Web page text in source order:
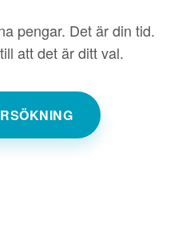
pengar. Det är din tid.
att det är ditt val.